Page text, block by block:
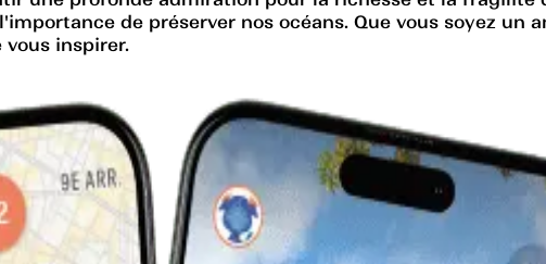
de préserver nos océans. Que vous soyez un
vous inspirer.